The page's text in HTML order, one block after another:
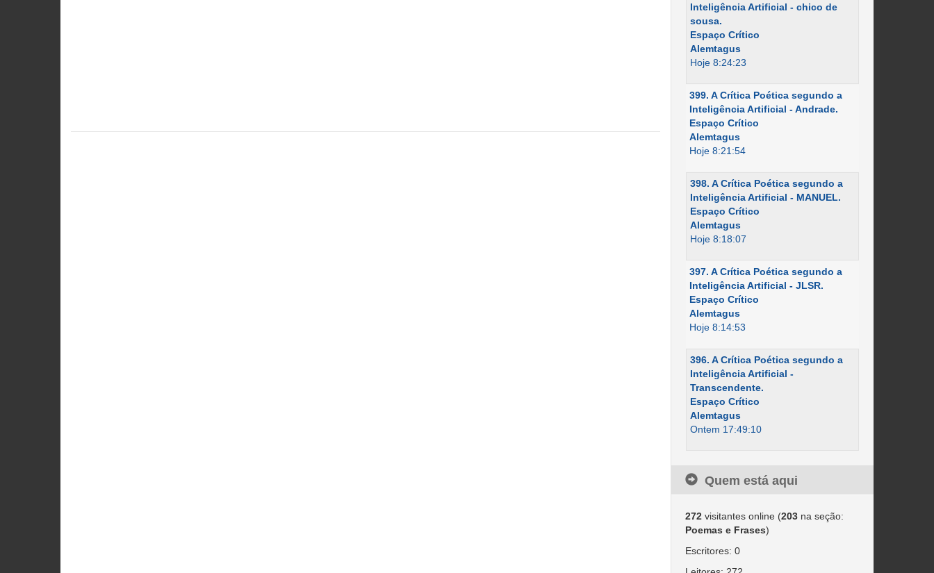
Inteligência Artificial - chico de
sousa.
Espaço Crítico
Alemtagus
Hoje 8:24:23
399. A Crítica Poética segundo a
Inteligência Artificial - Andrade.
Espaço Crítico
Alemtagus
Hoje 8:21:54
398. A Crítica Poética segundo a
Inteligência Artificial - MANUEL.
Espaço Crítico
Alemtagus
Hoje 8:18:07
397. A Crítica Poética segundo a
Inteligência Artificial - JLSR.
Espaço Crítico
Alemtagus
Hoje 8:14:53
396. A Crítica Poética segundo a
Inteligência Artificial -
Transcendente.
Espaço Crítico
Alemtagus
Ontem 17:49:10
Quem está aqui
272visitantes online (203na seção:
Poemas e Frases)
Escritores: 0